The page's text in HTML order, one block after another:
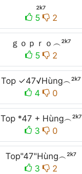
₂ₖ₇
5
2
ｇｏｐｒｏ︵²ᵏ⁷
5
2
Top ✓47√Hùng︵²ᵏ⁷
4
0
Top *47 + Hùng︵²ᵏ⁷
3
0
Top"47"Hùng︵²ᵏ⁷
3
2